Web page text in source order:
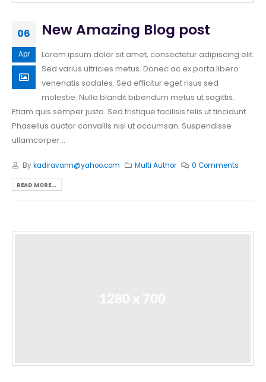
06
Apr
New Amazing Blog post
Lorem ipsum dolor sit amet, consectetur adipiscing elit.
Sed varius ultricies metus. Donec ac ex porta libero
venenatis sodales. Sed efficitur eget risus sed
molestie. Nulla blandit bibendum metus ut sagittis.
Etiam quis semper justo. Sed tristique facilisis felis ut tincidunt.
Phasellus auctor convallis nisl ut accumsan. Suspendisse
ullamcorper...
Bykadiravann@yahoo.com Multi Author 0 Comments
READ MORE...